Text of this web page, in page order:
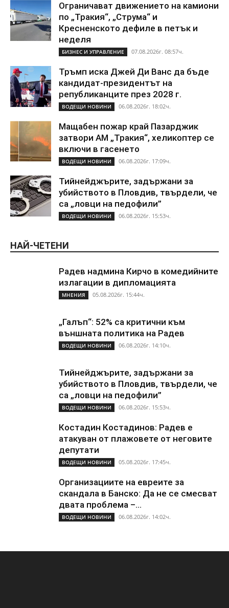
Ограничават движението на камиони
по „Тракия“, „Струма“ и
Кресненското дефиле в петък и
неделя
БИЗНЕС И УПРАВЛЕНИЕ 07.08.2026г. 08:57ч.
Тръмп иска Джей Ди Ванс да бъде
кандидат-президентът на
републиканците през 2028 г.
ВОДЕЩИ НОВИНИ 06.08.2026г. 18:02ч.
Мащабен пожар край Пазарджик
затвори АМ „Тракия“, хеликоптер се
включи в гасенето
ВОДЕЩИ НОВИНИ 06.08.2026г. 17:09ч.
Тийнейджърите, задържани за
убийството в Пловдив, твърдели, че
са „ловци на педофили”
ВОДЕЩИ НОВИНИ 06.08.2026г. 15:53ч.
НАЙ-ЧЕТЕНИ
Радев надмина Кирчо в комедийните
излагации в дипломацията
МНЕНИЯ 05.08.2026г. 15:44ч.
„Галъп“: 52% са критични към
външната политика на Радев
ВОДЕЩИ НОВИНИ 06.08.2026г. 14:10ч.
Тийнейджърите, задържани за
убийството в Пловдив, твърдели, че
са „ловци на педофили”
ВОДЕЩИ НОВИНИ 06.08.2026г. 15:53ч.
Костадин Костадинов: Радев е
атакуван от плажoвете от неговите
депутати
ВОДЕЩИ НОВИНИ 05.08.2026г. 17:45ч.
Организациите на евреите за
скандала в Банско: Да не се смесват
двата проблема –...
ВОДЕЩИ НОВИНИ 06.08.2026г. 14:02ч.